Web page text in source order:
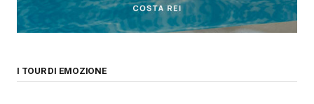
I TOUR DI EMOZIONE